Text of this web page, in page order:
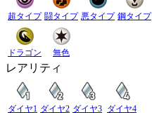
超タイプ 闘タイプ 悪タイプ 鋼タイプ
ドラゴン 無色
レアリティ
ダイヤ1 ダイヤ2 ダイヤ3 ダイヤ4